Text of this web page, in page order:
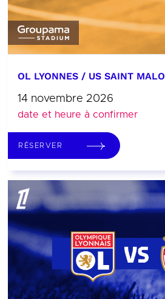
OL LYONNES / US SAINT MALO
14 novembre 2026
date et heure à confirmer
RÉSERVER